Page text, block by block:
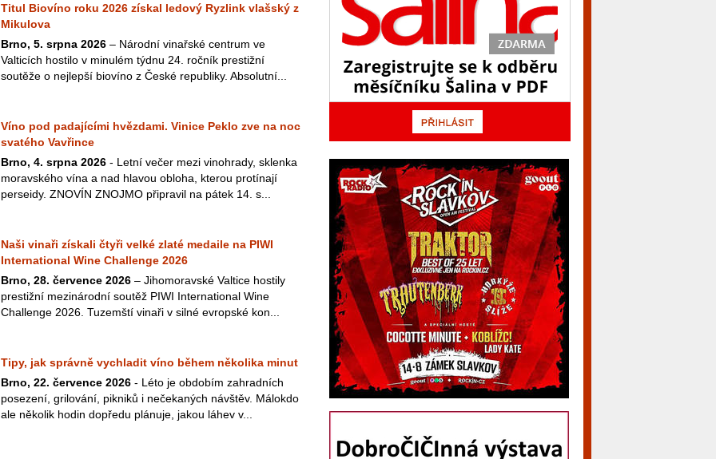
Titul Biovíno roku 2026 získal ledový Ryzlink vlašský z
Mikulova
Brno, 5. srpna 2026 – Národní vinařské centrum ve
Valticích hostilo v minulém týdnu 24. ročník prestižní
soutěže o nejlepší biovíno z České republiky. Absolutní...
Víno pod padajícími hvězdami. Vinice Peklo zve na noc
svatého Vavřince
Brno, 4. srpna 2026 - Letní večer mezi vinohrady, sklenka
moravského vína a nad hlavou obloha, kterou protínají
perseidy. ZNOVÍN ZNOJMO připravil na pátek 14. s...
Naši vinaři získali čtyři velké zlaté medaile na PIWI
International Wine Challenge 2026
Brno, 28. července 2026 – Jihomoravské Valtice hostily
prestižní mezinárodní soutěž PIWI International Wine
Challenge 2026. Tuzemští vinaři v silné evropské kon...
Tipy, jak správně vychladit víno během několika minut
Brno, 22. července 2026 - Léto je obdobím zahradních
posezení, grilování, pikniků i nečekaných návštěv. Málokdo
ale několik hodin dopředu plánuje, jakou láhev v...